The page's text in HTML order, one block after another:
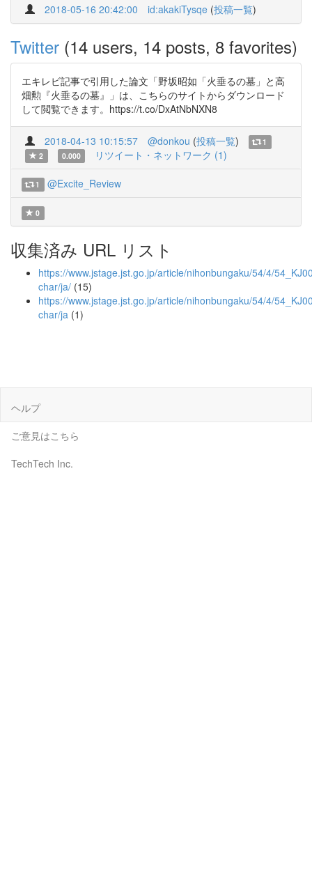
2018-05-16 20:42:00 id:akakiTysqe (投稿一覧)
Twitter (14 users, 14 posts, 8 favorites)
エキレビ記事で引用した論文「野坂昭如「火垂るの墓」と高
畑勲『火垂るの墓』」は、こちらのサイトからダウンロード
して閲覧できます。https://t.co/DxAtNbNXN8
2018-04-13 10:15:57 @donkou (投稿一覧)
1
2
0.000 リツイート・ネットワーク (1)
1 @Excite_Review
0
収集済み URL リスト
https://www.jstage.jst.go.jp/article/nihonbungaku/54/4/
char/ja/ (15)
https://www.jstage.jst.go.jp/article/nihonbungaku/54/4/
char/ja (1)
ヘルプ
ご意見はこちら
TechTech Inc.